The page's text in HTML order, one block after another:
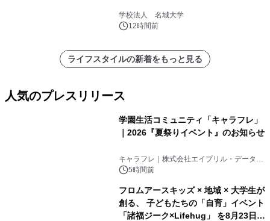
学校法人 名城大学
12時間前
ライフスタイルの新着をもっと見る
人気のプレスリリース
学園生活コミュニティ「キャラフレ」
｜2026『夏祭りイベント』のお知らせ
キャラフレ｜株式会社エイプリル・データ・
デザインズ
5時間前
フロムアースキッズ × 地域 × 大学生が
創る、 子どもたちの「自育」イベント
「諸福ジーク×Lifehug」 を8月23日